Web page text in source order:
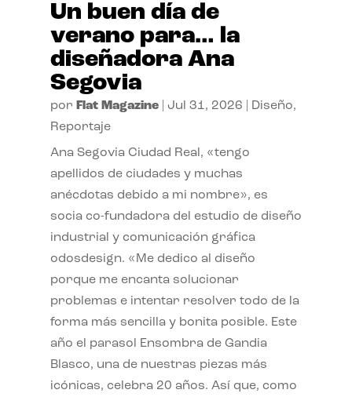
Un buen día de
verano para… la
diseñadora Ana
Segovia
por Flat Magazine| Jul 31, 2026 Diseño,
Reportaje
Ana Segovia Ciudad Real, «tengo
apellidos de ciudades y muchas
anécdotas debido a mi nombre», es
socia co-fundadora del estudio de diseño
industrial y comunicación gráfica
odosdesign. «Me dedico al diseño
porque me encanta solucionar
problemas e intentar resolver todo de la
forma más sencilla y bonita posible. Este
año el parasol Ensombra de Gandia
Blasco, una de nuestras piezas más
icónicas, celebra 20 años. Así que, como